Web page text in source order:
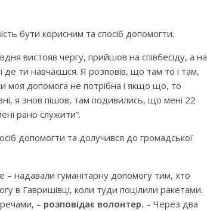
бути корисним та спосіб допомогти.
вистояв чергу, прийшов на співбесіду, а на
де ти навчаєшся. Я розповів, що там то і там,
моя допомога не потрібна і якщо що, то
я знов пішов, там подивились, що мені 22
рано служити”.
допомогти та долучився до громадської
– надавали гуманітарну допомогу тим, хто
в Гавришівці, коли туди поцілили ракетами.
– розповідає волонтер. – Через два